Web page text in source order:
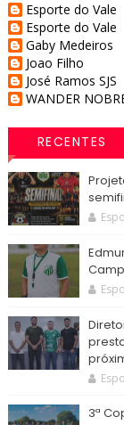
Esporte do Vale
Esporte do Vale
Gaby Medeiros
Joao Filho
José Ramos SJS
WANDER
RECENTES
3ª